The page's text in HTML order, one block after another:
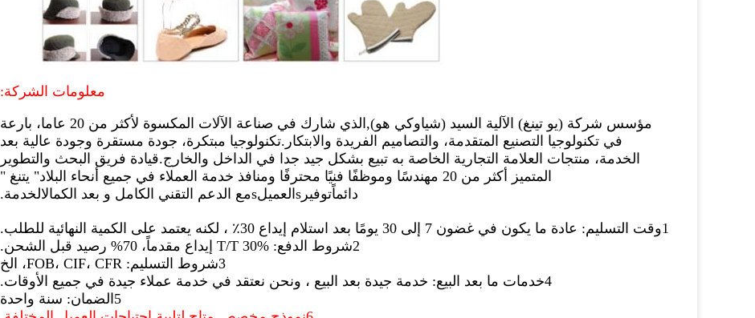
معلومات الشركة:
مؤسس شركة (يو تينغ) الآلية السيد (شياوكي هو),
الذي شارك في صناعة الآلات المكسوة لأكثر من 20 عاما، بارعة
في تكنولوجيا التصنيع المتقدمة، والتصاميم الفريدة والابتكار.تكنولوجيا مبتكرة، جودة مستقرة وجودة عالية بعد
الخدمة، منتجات العلامة التجارية الخاصة به تبيع بشكل جيد جدا في الداخل والخارج.قيادة فريق البحث والتطوير
المتميز أكثر من 20 مهندسًا وموظفًا فنيًا محترفًا ومنافذ خدمة العملاء في جميع أنحاء البلاد" يتنغ "
دائماًتوفير s العميلsمع الدعم التقني الكامل و بعد الكمالالخدمة.
1وقت التسليم: عادة ما يكون في غضون 7 إلى 30 يومًا بعد استلام إيداع 30٪ ، لكنه يعتمد على الكمية النهائية للطلب.
2شروط الدفع: T/T 30% إيداع مقدماً، 70% رصيد قبل الشحن.
3شروط التسليم: FOB، CIF، CFR، الخ
4خدمات ما بعد البيع: خدمة جيدة بعد البيع ، ونحن نعتقد في خدمة عملاء جيدة في جميع الأوقات.
5الضمان: سنة واحدة